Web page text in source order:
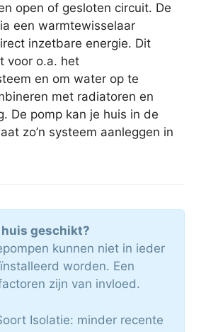
open of gesloten circuit. De
een warmtewisselaar
inzetbare energie. Dit
voor o.a. het
en om water op te
met radiatoren en
De pomp kan je huis in de
zo’n systeem aanleggen in
geschikt?
kunnen niet in ieder
worden. Een
zijn van invloed.
Isolatie: minder recente